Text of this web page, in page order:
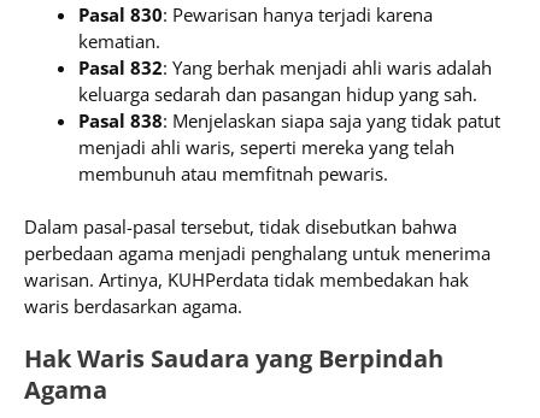
Pasal 830: Pewarisan hanya terjadi karena
kematian.
Pasal 832: Yang berhak menjadi ahli waris adalah
keluarga sedarah dan pasangan hidup yang sah.
Pasal 838: Menjelaskan siapa saja yang tidak patut
menjadi ahli waris, seperti mereka yang telah
membunuh atau memfitnah pewaris.
Dalam pasal-pasal tersebut, tidak disebutkan bahwa
perbedaan agama menjadi penghalang untuk menerima
warisan. Artinya, KUHPerdata tidak membedakan hak
waris berdasarkan agama.
Hak Waris Saudara yang Berpindah
Agama